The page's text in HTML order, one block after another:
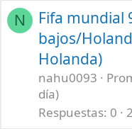
N
Fifa mundial
bajos/
Holanda)
nahu0093
día)
Respuestas 0